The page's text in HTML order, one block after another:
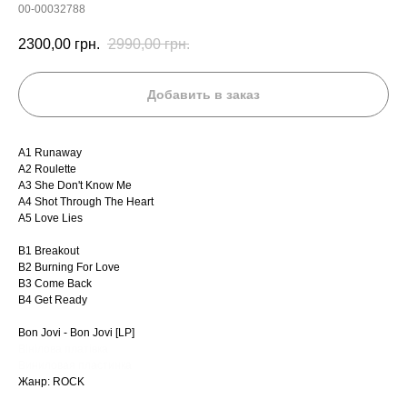
00-00032788
2300,00 грн. 2990,00 грн.
Добавить в заказ
A1 Runaway
A2 Roulette
A3 She Don't Know Me
A4 Shot Through The Heart
A5 Love Lies
B1 Breakout
B2 Burning For Love
B3 Come Back
B4 Get Ready
Bon Jovi - Bon Jovi [LP]
Жанр: ROCK